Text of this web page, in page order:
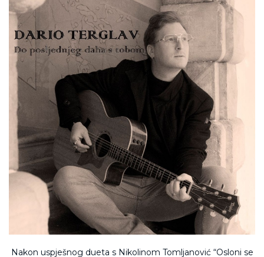
Nakon uspješnog dueta s Nikolinom Tomljanović “Osloni se